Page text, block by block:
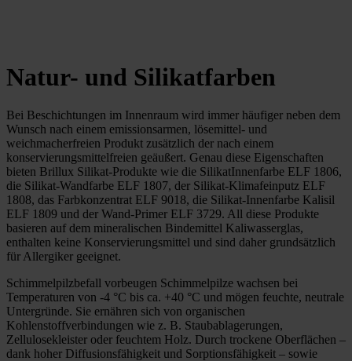
Natur- und Silikatfarben
Bei Beschichtungen im Innenraum wird immer häufiger neben dem
Wunsch nach einem emissionsarmen, lösemittel- und
weichmacherfreien Produkt zusätzlich der nach einem
konservierungsmittelfreien geäußert. Genau diese Eigenschaften
bieten Brillux Silikat-Produkte wie die SilikatInnenfarbe ELF 1806,
die Silikat-Wandfarbe ELF 1807, der Silikat-Klimafeinputz ELF
1808, das Farbkonzentrat ELF 9018, die Silikat-Innenfarbe Kalisil
ELF 1809 und der Wand-Primer ELF 3729. All diese Produkte
basieren auf dem mineralischen Bindemittel Kaliwasserglas,
enthalten keine Konservierungsmittel und sind daher grundsätzlich
für Allergiker geeignet.
Schimmelpilzbefall vorbeugen Schimmelpilze wachsen bei
Temperaturen von -4 °C bis ca. +40 °C und mögen feuchte, neutrale
Untergründe. Sie ernähren sich von organischen
Kohlenstoffverbindungen wie z. B. Staubablagerungen,
Zellulosekleister oder feuchtem Holz. Durch trockene Oberflächen –
dank hoher Diffusionsfähigkeit und Sorptionsfähigkeit – sowie